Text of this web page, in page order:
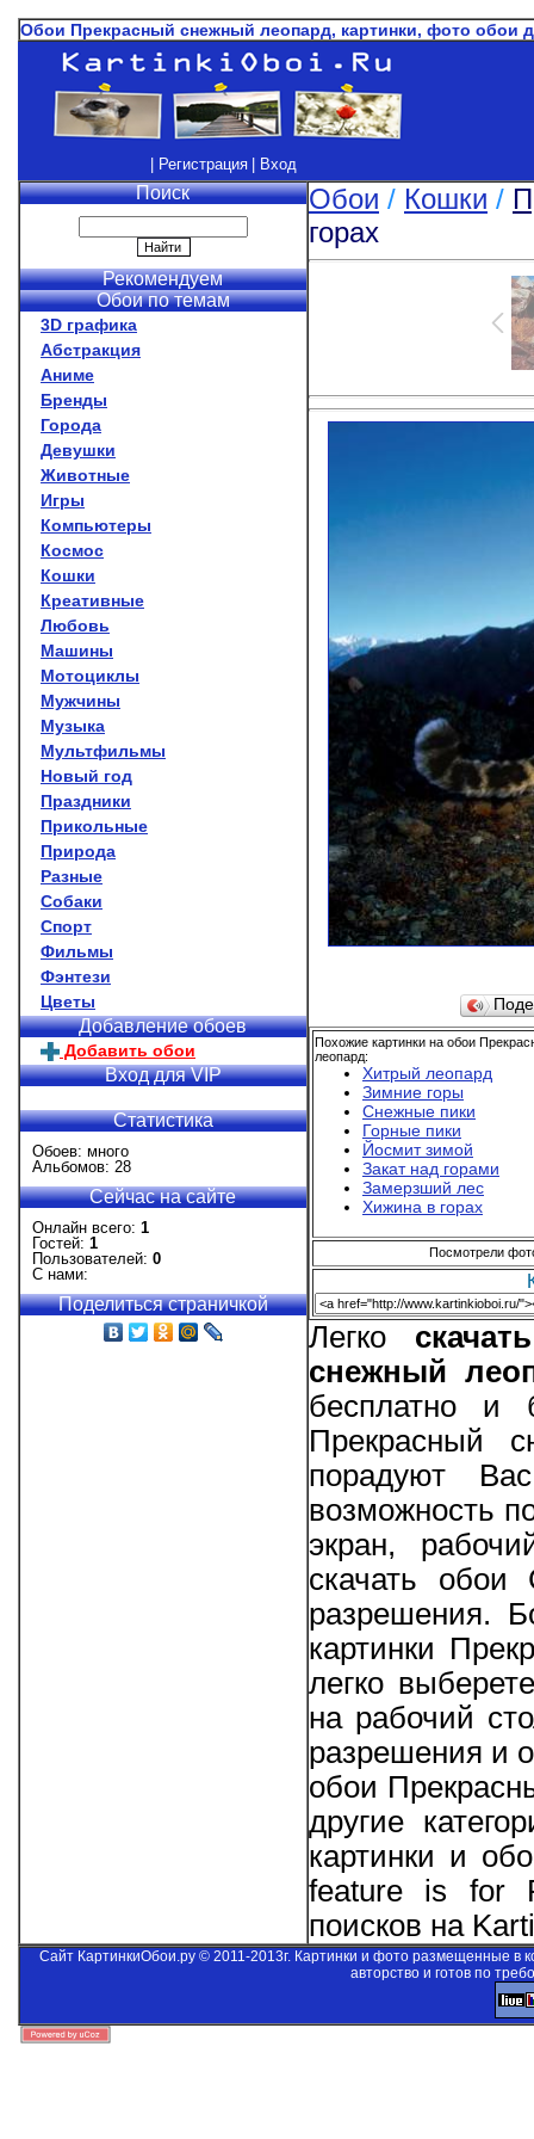
Обои Прекрасный снежный леопард, картинки, фото обои
| Регистрация | Вход
Поиск
Рекомендуем
Обои по темам
3D графика
Абстракция
Аниме
Бренды
Города
Девушки
Животные
Игры
Компьютеры
Космос
Кошки
Креативные
Любовь
Машины
Мотоциклы
Мужчины
Музыка
Мультфильмы
Новый год
Праздники
Прикольные
Природа
Разные
Собаки
Спорт
Фильмы
Фэнтези
Цветы
Добавление обоев
Добавить обои
Вход для VIP
Статистика
Обоев: много
Альбомов: 28
Сейчас на сайте
Онлайн всего: 1
Гостей: 1
Пользователей: 0
С нами:
Поделиться страничкой
Обои / Кошки /
горах
Похожие картинки на обои
леопард:
Хитрый леопард
Зимние горы
Снежные пики
Горные пики
Йосмит зимой
Закат над горами
Замерзший лес
Хижина в горах
Посмотрели
Легко
снежный
бесплатно и
Прекрасный
порадуют
возможность
экран,
скачать
разрешения.
картинки
легко
на рабочий
разрешения и
обои
другие
картинки и
feature is for
поисков на
Сайт КартинкиОбои.ру © 2011-2013г. Картинки и фото размещенные в
авторство и готов по